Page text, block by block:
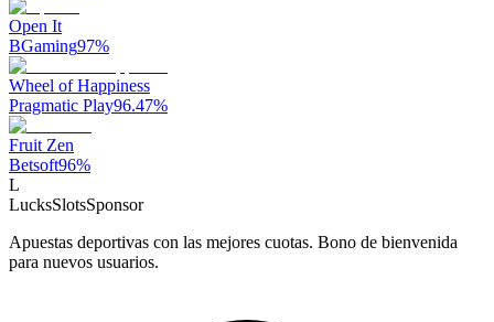
Open It
BGaming97%
Wheel of Happiness
Pragmatic Play96.47%
Fruit Zen
Betsoft96%
L
LucksSlotsSponsor
Apuestas deportivas con las mejores cuotas. Bono de bienvenida
para nuevos usuarios.